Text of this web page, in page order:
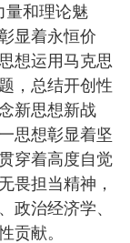
量和理论魅
显着永恒价
想运用马克思
，总结开创性
新思想新战
思想彰显着坚
穿着高度自觉
畏担当精神，
政治经济学、
贡献。